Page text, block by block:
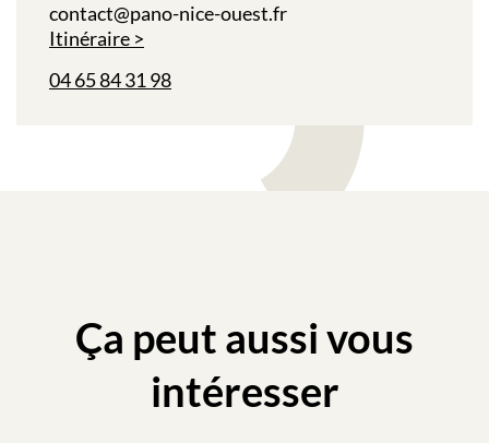
contact@pano-nice-ouest.fr
Itinéraire
04 65 84 31 98
Ça peut aussi vous
intéresser